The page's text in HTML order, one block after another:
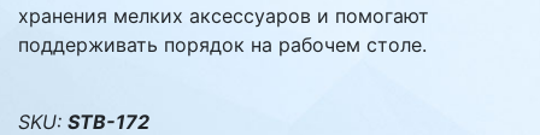
хранения мелких аксессуаров и помогают
поддерживать порядок на рабочем столе.
SKU: STB-172